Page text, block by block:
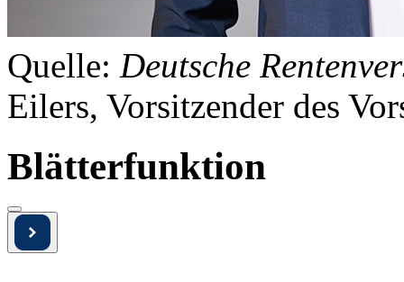
Quelle: Deutsche
Eilers, Vorsitzender des
Blätterfunktion